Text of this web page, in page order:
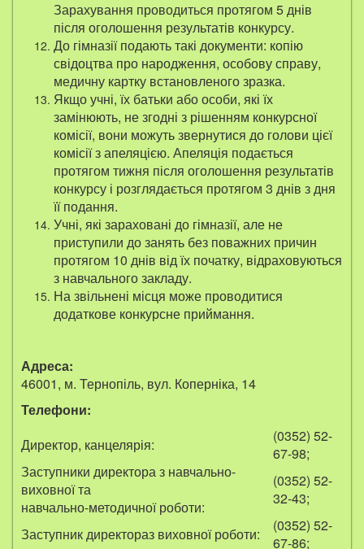
Зарахування проводиться протягом 5 днів
після оголошення результатів конкурсу.
До гімназії подають такі документи: копію
свідоцтва про народження, особову справу,
медичну картку встановленого зразка.
Якщо учні, їх батьки або особи, які їх
замінюють, не згодні з рішенням конкурсної
комісії, вони можуть звернутися до голови цієї
комісії з апеляцією. Апеляція подається
протягом тижня після оголошення результатів
конкурсу і розглядається протягом 3 днів з дня
її подання.
Учні, які зараховані до гімназії, але не
приступили до занять без поважних причин
протягом 10 днів від їх початку, відраховуються
з навчального закладу.
На звільнені місця може проводитися
додаткове конкурсне приймання.
Адреса:
46001, м. Тернопіль, вул. Коперніка, 14
Телефони:
Директор, канцелярія:
(0352) 52-
67-98;
Заступники директора з навчально-
виховної та
навчально-методичної роботи:
(0352) 52-
32-43;
Заступник директораз виховної роботи:
(0352) 52-
67-86;